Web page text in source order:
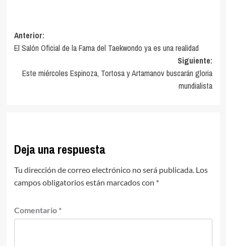
Navegación
de
entradas
Anterior:
El Salón Oficial de la Fama del Taekwondo ya es una realidad
Siguiente:
Este miércoles Espinoza, Tortosa y Artamanov buscarán gloria
mundialista
Deja una respuesta
Tu dirección de correo electrónico no será publicada. Los
campos obligatorios están marcados con *
Comentario *